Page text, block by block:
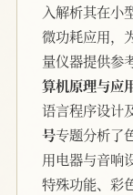
入解析其在小
微功耗应用，
量仪器提供参
算机原理与应
语言程序设计
号专题分析了
用电器与音响
特殊功能、彩